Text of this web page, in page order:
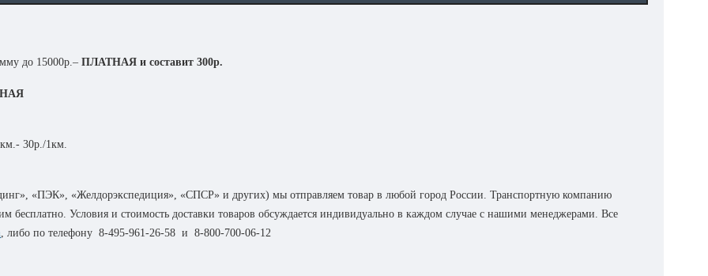
до 15000р.– ПЛАТНАЯ и составит 300р.
30р./1км.
«ПЭК», «Желдорэкспедиция», «СПСР» и других) мы отправляем товар в любой город России. Транспортную компанию
бесплатно. Условия и стоимость доставки товаров обсуждается индивидуально в каждом случае с нашими менеджерами. Все
, либо по телефону 8-495-961-26-58 и 8-800-700-06-12